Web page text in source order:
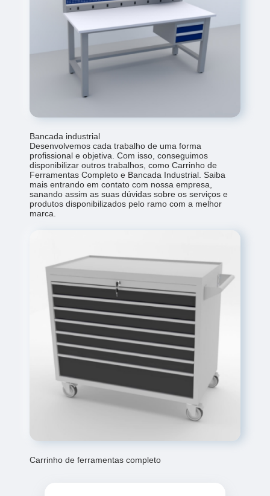
Bancada industrial
Desenvolvemos cada trabalho de uma forma
profissional e objetiva. Com isso, conseguimos
disponibilizar outros trabalhos, como Carrinho de
Ferramentas Completo e Bancada Industrial. Saiba
mais entrando em contato com nossa empresa,
sanando assim as suas dúvidas sobre os serviços e
produtos disponibilizados pelo ramo com a melhor
marca.
Carrinho de ferramentas completo